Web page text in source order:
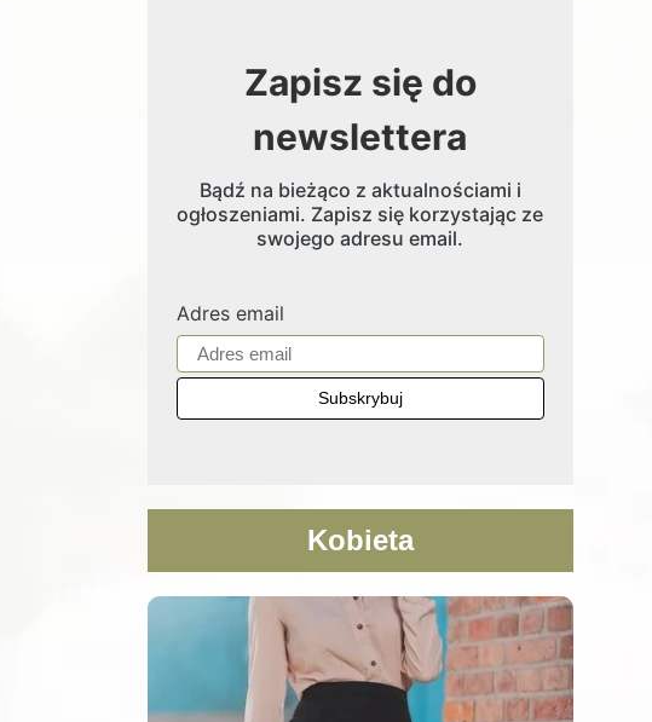
Zapisz się do
newslettera
Bądź na bieżąco z aktualnościami i
ogłoszeniami. Zapisz się korzystając ze
swojego adresu email.
Adres email
Kobieta